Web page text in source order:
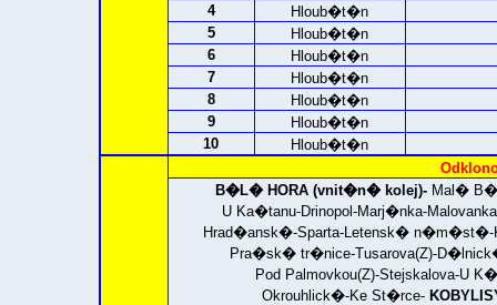
4
Hloub�t�n
5
Hloub�t�n
6
Hloub�t�n
7
Hloub�t�n
8
Hloub�t�n
9
Hloub�t�n
10
Hloub�t�n
B�L� HORA (vnit�n� kolej)- Mal�
U Ka�tanu-Drinopol-Marj�nka-
Hrad�ansk�-Sparta-Letensk�
Pra�sk� tr�nice-Tusarova(Z)-
Pod Palmovkou(Z)-Stejskalova-U
Okrouhlick�-Ke St�rce-